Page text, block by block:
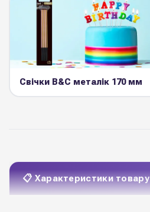
Свічки B&C металік 170 мм
📋 Характеристики товару